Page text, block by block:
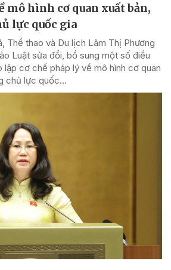
mô hình cơ quan xuất bản,
lực quốc gia
Thể thao và Du lịch Lâm Thị Phương
Luật sửa đổi, bổ sung một số điều
lập cơ chế pháp lý về mô hình cơ quan
chủ lực quốc...